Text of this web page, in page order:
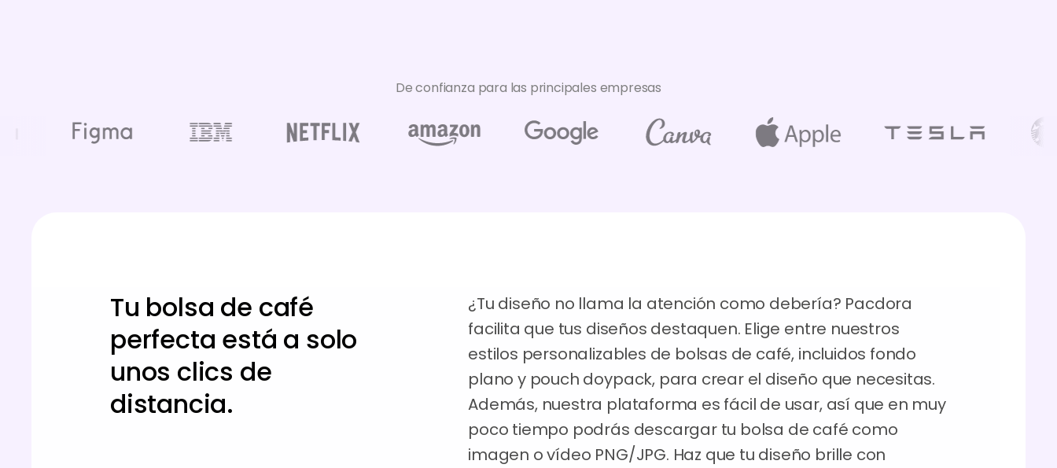
De confianza para las principales empresas
Tu bolsa de café
perfecta está a solo
unos clics de
distancia.
¿Tu diseño no llama la atención como debería? Pacdora
facilita que tus diseños destaquen. Elige entre nuestros
estilos personalizables de bolsas de café, incluidos fondo
plano y pouch doypack, para crear el diseño que necesitas.
Además, nuestra plataforma es fácil de usar, así que en muy
poco tiempo podrás descargar tu bolsa de café como
imagen o vídeo PNG/JPG. Haz que tu diseño brille con